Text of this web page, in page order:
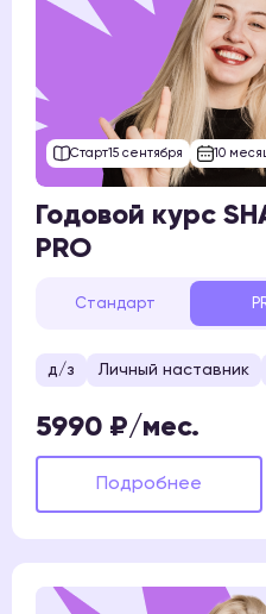
Старт15 сентября 10
Годовой курс
PRO
Стандарт
д/з Личный наставник
5990 ₽/мес.
Подробнее